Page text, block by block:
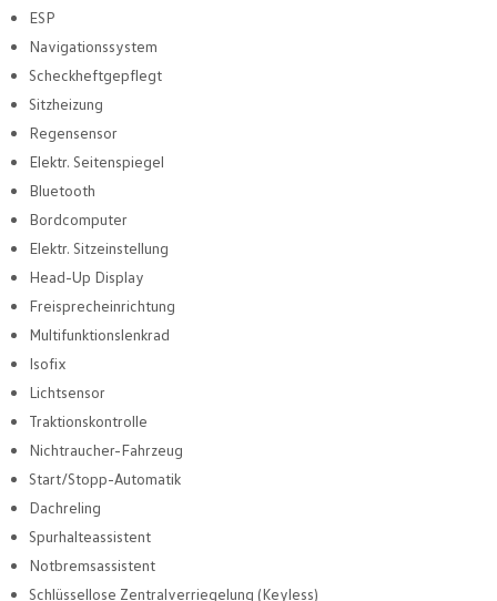
ESP
Navigationssystem
Scheckheftgepflegt
Sitzheizung
Regensensor
Elektr. Seitenspiegel
Bluetooth
Bordcomputer
Elektr. Sitzeinstellung
Head-Up Display
Freisprecheinrichtung
Multifunktionslenkrad
Isofix
Lichtsensor
Traktionskontrolle
Nichtraucher-Fahrzeug
Start/Stopp-Automatik
Dachreling
Spurhalteassistent
Notbremsassistent
Schlüssellose Zentralverriegelung (Keyless)